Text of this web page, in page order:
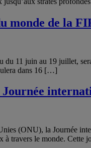
monde de la
11 juin au 19 juillet,
dans 16 […]
(ONU), la Journée
travers le monde. Cette